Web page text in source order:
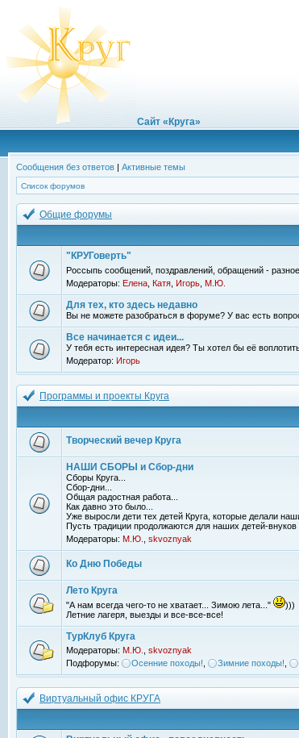
Сайт «Круга»
Сообщения без ответов | Активные темы
Список форумов
Общие форумы
"КРУГоверть"
Россыпь сообщений, поздравлений, обращений -
Модераторы: Елена Катя Игорь М.Ю.
Для тех, кто здесь недавно
Вы не можете разобраться в форуме? У вас есть
Все начинается с идеи...
У тебя есть интересная идея? Ты хотел бы её
Модератор: Игорь
Программы и проекты Круга
Творческий вечер Круга
НАШИ СБОРЫ и Сбор-дни
Сборы Круга...
Сбор-дни...
Общая радостная работа...
Как давно это было...
Уже выросли дети тех детей Круга, которые делали
Пусть традиции продолжаются для наших детей-внуков
Модераторы: М.Ю. skvoznyak
Ко Дню Победы
Лето Круга
"А нам всегда чего-то не хватает... Зимою лета..."
)))
Летние лагеря, выезды и все-все-все!
ТурКлуб Круга
Модераторы: М.Ю.
skvoznyak
Подфорумы:
Осенние походы! Зимние походы!
Виртуальный офис КРУГА